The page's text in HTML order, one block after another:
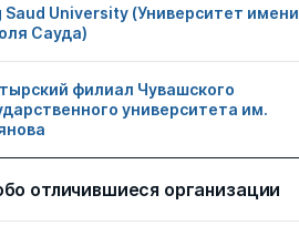
Saud University (Университет имени
Сауда)
филиал Чувашского
университета им.
отличившиеся организации